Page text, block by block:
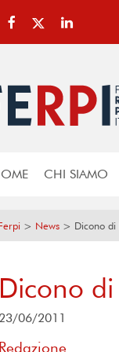
CHI SIAMO
> News > Dicono di
Dicono
23/06/2011
Redazione